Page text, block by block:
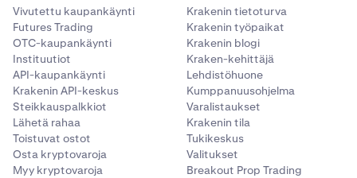
Vivutettu kaupankäynti
Futures Trading
OTC-kaupankäynti
Instituutiot
API-kaupankäynti
Krakenin API-keskus
Steikkauspalkkiot
Lähetä rahaa
Toistuvat ostot
Osta kryptovaroja
Myy kryptovaroja
Krakenin tietoturva
Krakenin työpaikat
Krakenin blogi
Kraken-kehittäjä
Lehdistöhuone
Kumppanuusohjelma
Varalistaukset
Krakenin tila
Tukikeskus
Valitukset
Breakout Prop Trading